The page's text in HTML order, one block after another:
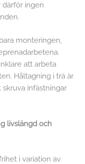
därför ingen
monteringen,
att arbeta
Håltagning i trä är
infästningar
livslängd och
i variation av